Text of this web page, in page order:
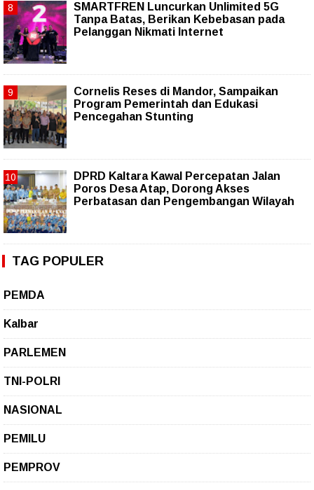
SMARTFREN Luncurkan Unlimited 5G
Tanpa Batas, Berikan Kebebasan pada
Pelanggan Nikmati Internet
Cornelis Reses di Mandor, Sampaikan
Program Pemerintah dan Edukasi
Pencegahan Stunting
DPRD Kaltara Kawal Percepatan Jalan
Poros Desa Atap, Dorong Akses
Perbatasan dan Pengembangan Wilayah
TAG POPULER
PEMDA
Kalbar
PARLEMEN
TNI-POLRI
NASIONAL
PEMILU
PEMPROV